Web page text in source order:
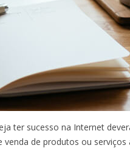
ter sucesso na Internet
de produtos ou serviços